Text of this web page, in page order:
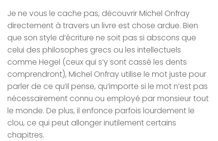
Je ne vous le cache pas, découvrir Michel Onfray
directement à travers un livre est chose ardue. Bien
que son style d’écriture ne soit pas si abscons que
celui des philosophes grecs ou les intellectuels
comme Hegel (ceux qui s’y sont cassé les dents
comprendront), Michel Onfray utilise le mot juste pour
parler de ce qu’il pense, qu’importe si le mot n’est pas
nécessairement connu ou employé par monsieur tout
le monde. De plus, il enfonce parfois lourdement le
clou, ce qui peut allonger inutilement certains
chapitres.